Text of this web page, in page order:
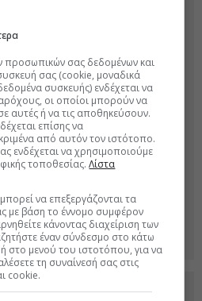
στο Discover
προσωπικών σας δεδομένων και
σας (cookie, μοναδικά
συσκευής) ενδέχεται να
οι οποίοι μπορούν να
αυτές ή να τις αποθηκεύσουν.
επίσης να
από αυτόν τον ιστότοπο.
ενδέχεται να χρησιμοποιούμε
τοποθεσίας.Λίστα
να επεξεργάζονται τα
με βάση το έννομο συμφέρον
κάνοντας διαχείριση των
έναν σύνδεσμο στο κάτω
στο μενού του ιστοτόπου, για να
τη συναίνεσή σας στις
cookie.